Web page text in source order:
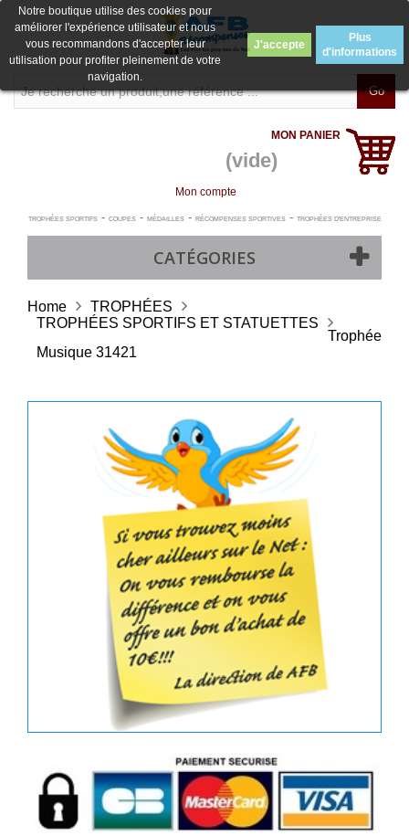
Go
MON PANIER
(vide)
Mon compte
TROPHÉES SPORTIFS- COUPES- MÉDAILLES- RÉCOMPENSES SPORTIVES- TROPHÉES D'ENTREPRISE
CATÉGORIES
Notre boutique utilise des cookies pour
améliorer l'expérience utilisateur et nous
vous recommandons d'accepter leur
utilisation pour profiter pleinement de votre
navigation.
J'accepte
Plus
d'informations
Home
TROPHÉES
TROPHÉES SPORTIFS ET STATUETTES
Trophée
Musique 31421